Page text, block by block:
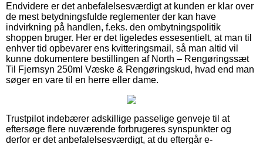
Endvidere er det anbefalelsesværdigt at kunden er klar over
de mest betydningsfulde reglementer der kan have
indvirkning på handlen, f.eks. den ombytningspolitik
shoppen bruger. Her er det ligeledes essesentielt, at man til
enhver tid opbevarer ens kvitteringsmail, så man altid vil
kunne dokumentere bestillingen af North – Rengøringssæt
Til Fjernsyn 250ml Væske & Rengøringskud, hvad end man
søger en vare til en herre eller dame.
Trustpilot indebærer adskillige passelige genveje til at
eftersøge flere nuværende forbrugeres synspunkter og
derfor er det anbefalelsesværdigt, at du eftergår e-